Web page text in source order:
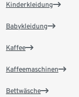
Kinderkleidung
Babykleidung
Kaffee
Kaffeemaschinen
Bettwäsche